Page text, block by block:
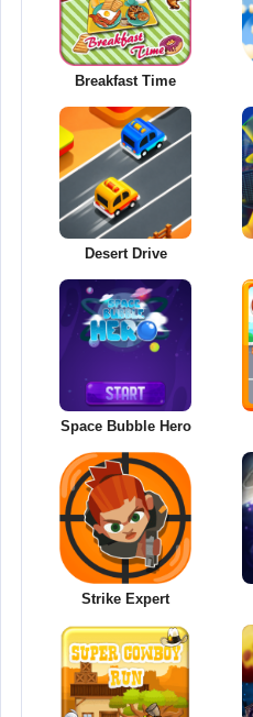
Breakfast Time
Desert Drive
Space Bubble Hero
Strike Expert